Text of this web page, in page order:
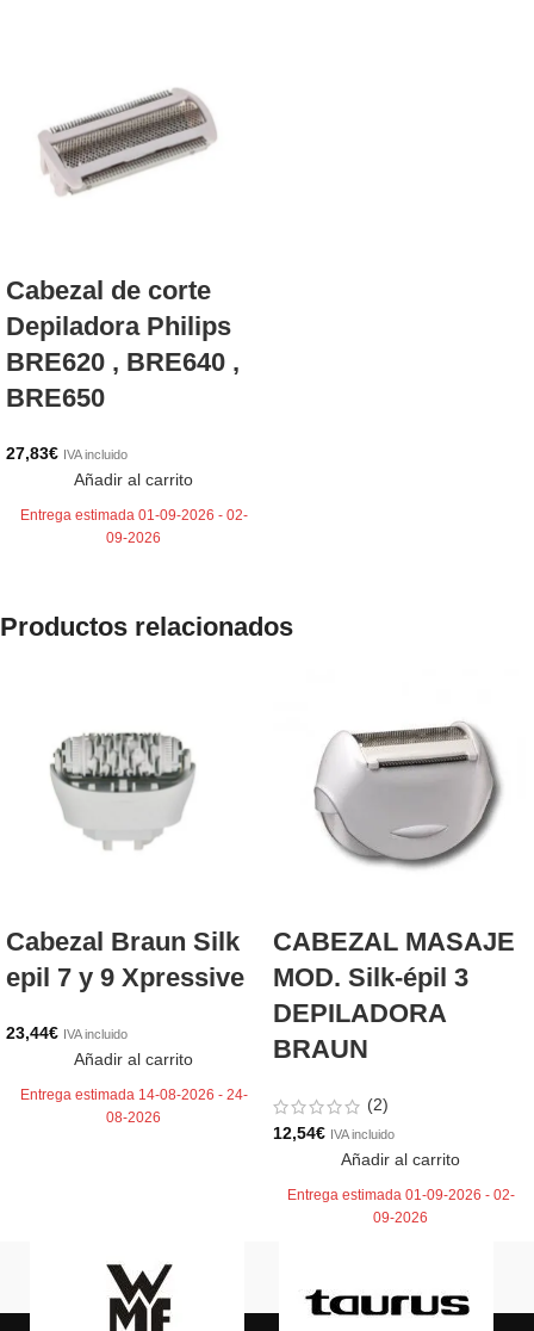
Cabezal de corte
Depiladora Philips
BRE620 , BRE640 ,
BRE650
27,83€ IVA incluido
Añadir al carrito
Entrega estimada 01-09-2026 - 02-
09-2026
Productos relacionados
Cabezal Braun Silk
epil 7 y 9 Xpressive
23,44€ IVA incluido
Añadir al carrito
Entrega estimada 14-08-2026 - 24-
08-2026
CABEZAL MASAJE
MOD. Silk-épil 3
DEPILADORA
BRAUN
(2)
12,54€ IVA incluido
Añadir al carrito
Entrega estimada 01-09-2026 - 02-
09-2026